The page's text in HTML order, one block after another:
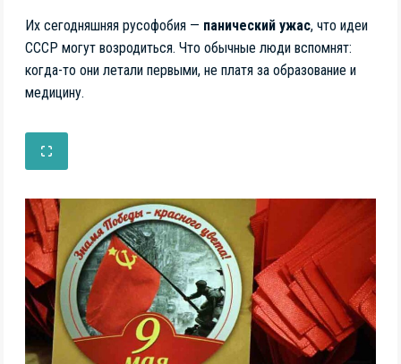
Их сегодняшняя русофобия — панический ужас, что идеи
СССР могут возродиться. Что обычные люди вспомнят:
когда-то они летали первыми, не платя за образование и
медицину.